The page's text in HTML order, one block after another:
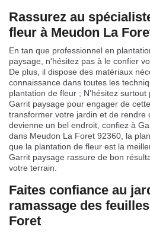
Rassurez au
fleur à Meudon La
En tan que professionnel en
paysage, n'hésitez pas à le confier
De plus, il dispose des matériaux
connaissance dans toutes les
plantation de fleur ; N’hésitez
Garrit paysage pour engager de
transformer votre jardin et de rendre
devienne un bel endroit, confiez à
dans Meudon La Foret 92360, la
que la plantation de fleur est la
Garrit paysage rassure de bon
votre terrain.
Faites confiance au
ramassage des
Foret